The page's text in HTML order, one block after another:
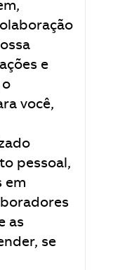
e
o
você,
pessoal,
em
as
se